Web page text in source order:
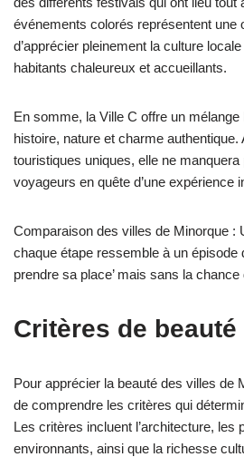
événements colorés représentent une
d’apprécier pleinement la culture
habitants chaleureux et accueillants.
En somme, la Ville C offre un
histoire, nature et charme
touristiques uniques, elle ne
voyageurs en quête d’une expérience
Comparaison des villes de Minorque :
chaque étape ressemble à un épisode
prendre sa place’ mais sans la chance
Critères de beauté
Pour apprécier la beauté des villes de
de comprendre les critères qui
Les critères incluent l’architecture, les
environnants, ainsi que la richesse